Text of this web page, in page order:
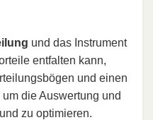
und das Instrument
entfalten kann,
und einen
die Auswertung und
zu optimieren.